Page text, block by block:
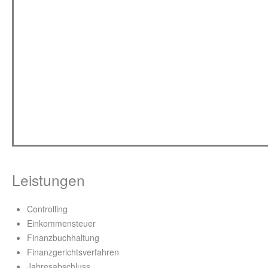
Leistungen
Controlling
Einkommensteuer
Finanzbuchhaltung
Finanzgerichtsverfahren